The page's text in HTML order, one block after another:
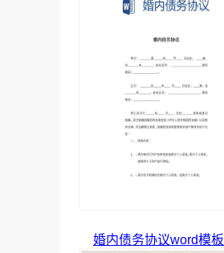
婚内债务协议word模板